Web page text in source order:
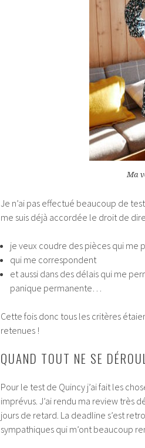
Ma
Je n’ai pas effectué beaucoup de
me suis déjà accordée le droit de dire
je veux coudre des pièces qui me
qui me correspondent
et aussi dans des délais qui me
panique permanente…
Cette fois donc tous les critères
retenues !
QUAND TOUT NE SE
Pour le test de Quincy j’ai fait les
imprévus. J’ai rendu ma review très
jours de retard. La deadline s’est
sympathiques qui m’ont beaucoup